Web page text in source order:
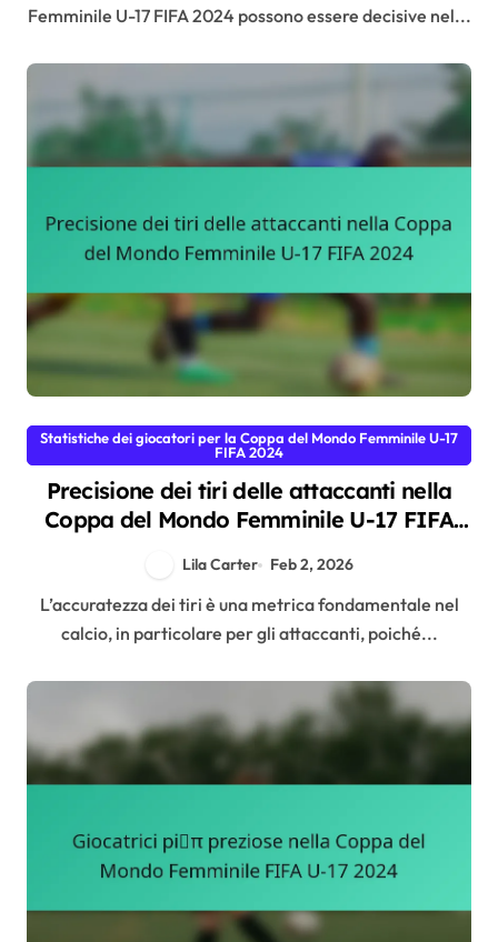
Femminile U-17 FIFA 2024 possono essere decisive nel...
Statistiche dei giocatori per la Coppa del Mondo Femminile U-17
FIFA 2024
Precisione dei tiri delle attaccanti nella
Coppa del Mondo Femminile U-17 FIFA
Lila Carter Feb 2, 2026
L’accuratezza dei tiri è una metrica fondamentale nel
calcio, in particolare per gli attaccanti, poiché...